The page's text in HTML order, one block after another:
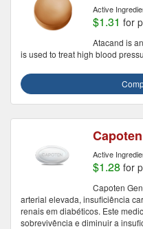
Active
$1.31 for
Atacand is
is used to treat high blood
Capoten
Active
$1.28 for
Capoten
arterial elevada, insuficiência
renais em diabéticos. Este
sobrevivência e diminuir a